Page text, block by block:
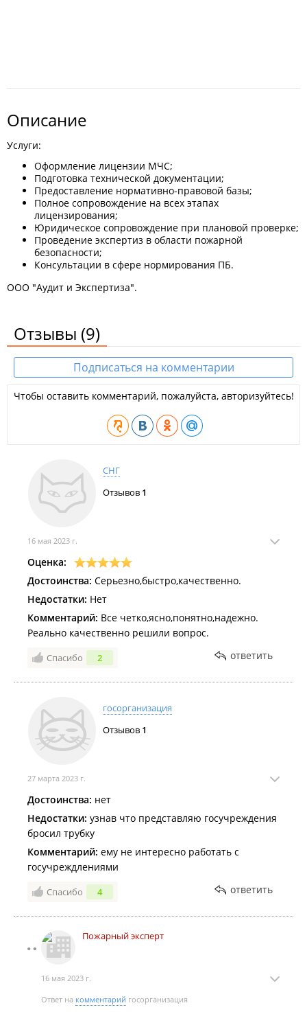
Описание
Услуги:
Оформление лицензии МЧС;
Подготовка технической документации;
Предоставление нормативно-правовой базы;
Полное сопровождение на всех этапах
лицензирования;
Юридическое сопровождение при плановой проверке;
Проведение экспертиз в области пожарной
безопасности;
Консультации в сфере нормирования ПБ.
ООО "Аудит и Экспертиза".
Отзывы (9)
Подписаться на комментарии
Чтобы оставить комментарий, пожалуйста, авторизуйтесь!
СНГ
Отзывов 1
16 мая 2023 г.
Оценка:
Достоинства: Серьезно,быстро,качественно.
Недостатки: Нет
Комментарий: Все четко,ясно,понятно,надежно.
Реально качественно решили вопрос.
Спасибо 2 ответить
госорганизация
Отзывов 1
27 марта 2023 г.
Достоинства: нет
Недостатки: узнав что представляю госучреждения
бросил трубку
Комментарий: ему не интересно работать с
госучреждлениями
Спасибо 4 ответить
Пожарный эксперт
16 мая 2023 г.
Ответ на комментарий госорганизация